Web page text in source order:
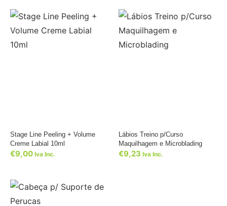
Stage Line Peeling + Volume
Creme Labial 10ml
€9,00 Iva Inc.
Lábios Treino p/Curso
Maquilhagem e Microblading
€9,23 Iva Inc.